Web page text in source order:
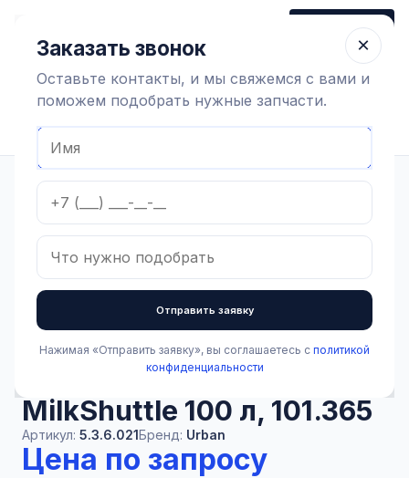
Заказать звонок
Содержание коров
Крышка в сборе для MilkShuttle 100 л, 101.365
В наличии
Крышка в сборе для
MilkShuttle 100 л, 101.365
Артикул: 5.3.6.021Бренд: Urban
Цена по запросу
×
Заказать звонок
Оставьте контакты, и мы свяжемся с вами и
поможем подобрать нужные запчасти.
Отправить заявку
Нажимая «Отправить заявку», вы соглашаетесь с политикой
конфиденциальности